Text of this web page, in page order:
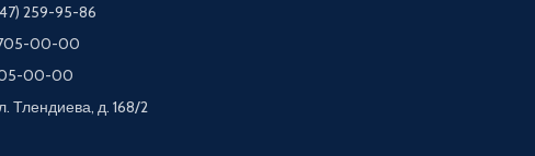
259-95-86
705-00-00
00-00
Тлендиева, д. 168/2